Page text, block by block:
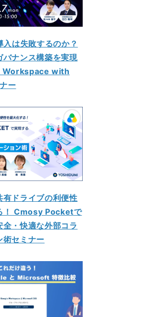
は失敗するのか？
バナンス構築を実現
Workspace with
ー
有ドライブの利便性
！ Cmosy Pocketで
全・快適な外部コラ
術セミナー